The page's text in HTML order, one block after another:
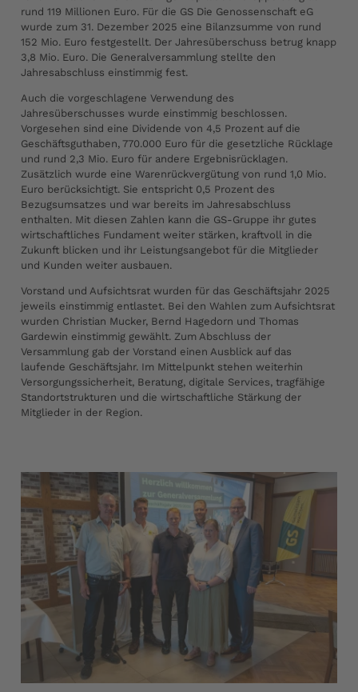
rund 119 Millionen Euro. Für die GS Die Genossenschaft eG
wurde zum 31. Dezember 2025 eine Bilanzsumme von rund
152 Mio. Euro festgestellt. Der Jahresüberschuss betrug knapp
3,8 Mio. Euro. Die Generalversammlung stellte den
Jahresabschluss einstimmig fest.
Auch die vorgeschlagene Verwendung des
Jahresüberschusses wurde einstimmig beschlossen.
Vorgesehen sind eine Dividende von 4,5 Prozent auf die
Geschäftsguthaben, 770.000 Euro für die gesetzliche Rücklage
und rund 2,3 Mio. Euro für andere Ergebnisrücklagen.
Zusätzlich wurde eine Warenrückvergütung von rund 1,0 Mio.
Euro berücksichtigt. Sie entspricht 0,5 Prozent des
Bezugsumsatzes und war bereits im Jahresabschluss
enthalten. Mit diesen Zahlen kann die GS-Gruppe ihr gutes
wirtschaftliches Fundament weiter stärken, kraftvoll in die
Zukunft blicken und ihr Leistungsangebot für die Mitglieder
und Kunden weiter ausbauen.
Vorstand und Aufsichtsrat wurden für das Geschäftsjahr 2025
jeweils einstimmig entlastet. Bei den Wahlen zum Aufsichtsrat
wurden Christian Mucker, Bernd Hagedorn und Thomas
Gardewin einstimmig gewählt. Zum Abschluss der
Versammlung gab der Vorstand einen Ausblick auf das
laufende Geschäftsjahr. Im Mittelpunkt stehen weiterhin
Versorgungssicherheit, Beratung, digitale Services, tragfähige
Standortstrukturen und die wirtschaftliche Stärkung der
Mitglieder in der Region.